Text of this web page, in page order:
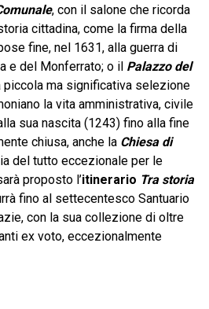
, con il salone che ricorda
cittadina, come la firma della
fine, nel 1631, alla guerra di
e del Monferrato; o il Palazzo del
piccola ma significativa selezione
la vita amministrativa, civile
sua nascita (1243) fino alla fine
chiusa, anche la Chiesa di
del tutto eccezionale per le
proposto l’itinerario Tra storia
fino al settecentesco Santuario
con la sua collezione di oltre
ex voto, eccezionalmente